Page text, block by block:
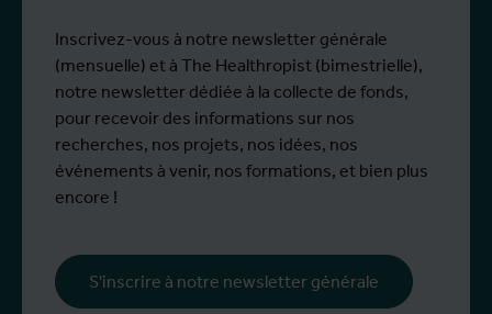
de l'Unité d'Entomologie `à l'IMT, ont
participé à un programme de formation
spécialisé chez Ecodevelopment, en
Grèce, grâce au soutien d'une bourse de
mobilité Erasmus+.
Inscrivez-vous à notre newsletter générale
(mensuelle) et à The Healthropist (bimestrielle),
notre newsletter dédiée à la collecte de fonds,
pour recevoir des informations sur nos
recherches, nos projets, nos idées, nos
événements à venir, nos formations, et bien plus
encore !
S'inscrire à notre newsletter générale